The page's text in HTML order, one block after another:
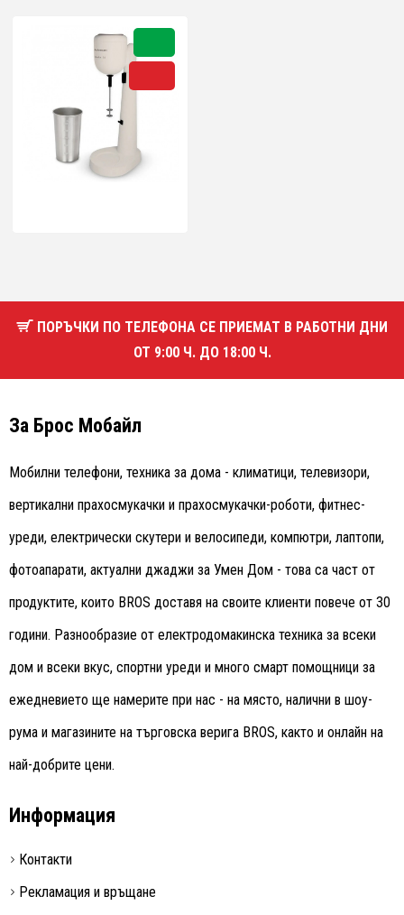
ПОРЪЧКИ ПО ТЕЛЕФОНА СЕ ПРИЕМАТ В РАБОТНИ ДНИ
ОТ 9:00 Ч. ДО 18:00 Ч.
За Брос Мобайл
Мобилни телефони, техника за дома - климатици, телевизори,
вертикални прахосмукачки и прахосмукачки-роботи, фитнес-
уреди, електрически скутери и велосипеди, компютри, лаптопи,
фотоапарати, актуални джаджи за Умен Дом - това са част от
продуктите, които BROS доставя на своите клиенти повече от 30
години. Разнообразие от електродомакинска техника за всеки
дом и всеки вкус, спортни уреди и много смарт помощници за
ежедневието ще намерите при нас - на място, налични в шоу-
рума и магазините на търговска верига BROS, както и онлайн на
най-добрите цени.
Информация
Контакти
Рекламация и връщане